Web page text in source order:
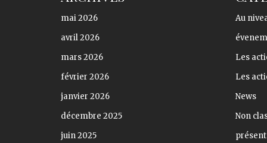
mai 2026
avril 2026
mars 2026
février 2026
janvier 2026
décembre 2025
juin 2025
Au
Les
Les
News
Non